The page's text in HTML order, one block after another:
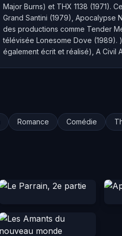
Major Burns) et THX 1138 (1971).
Grand Santini (1979), Apocalypse
des productions comme Tender
télévisée Lonesome Dove (1989).
également écrit et réalisé), A Civil
Romance Comédie